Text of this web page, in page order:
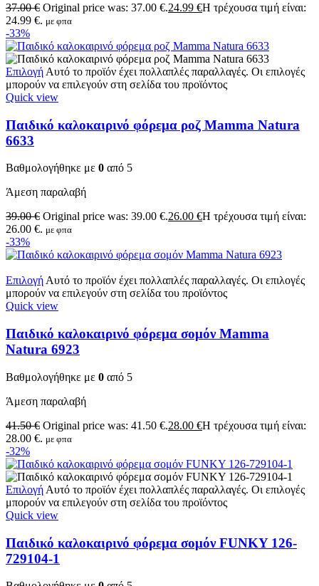
37.00€ Original price was: 37.00 €.24.99 €Η τρέχουσα τιμή είναι:
24.99 €. με φπα
-33%
Επιλογή Αυτό το προϊόν έχει πολλαπλές παραλλαγές. Οι επιλογές
μπορούν να επιλεγούν στη σελίδα του προϊόντος
Quick view
Παιδικό καλοκαιρινό φόρεμα ροζ Mamma Natura
6633
Βαθμολογήθηκε με 0 από 5
Άμεση παραλαβή
39.00€ Original price was: 39.00 €.26.00 €Η τρέχουσα τιμή είναι:
26.00 €. με φπα
-33%
Επιλογή Αυτό το προϊόν έχει πολλαπλές παραλλαγές. Οι επιλογές
μπορούν να επιλεγούν στη σελίδα του προϊόντος
Quick view
Παιδικό καλοκαιρινό φόρεμα σομόν Mamma
Natura 6923
Βαθμολογήθηκε με 0 από 5
Άμεση παραλαβή
41.50€ Original price was: 41.50 €.28.00 €Η τρέχουσα τιμή είναι:
28.00 €. με φπα
-32%
Επιλογή Αυτό το προϊόν έχει πολλαπλές παραλλαγές. Οι επιλογές
μπορούν να επιλεγούν στη σελίδα του προϊόντος
Quick view
Παιδικό καλοκαιρινό φόρεμα σομόν FUNKY 126-
729104-1